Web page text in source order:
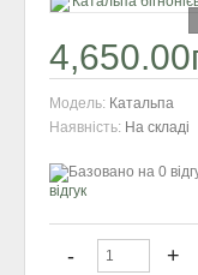
Модель: Катальпа
Наявність: На складі
відгук